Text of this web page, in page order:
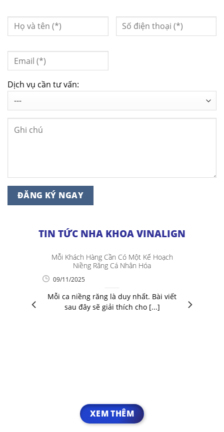
Dịch vụ cần tư vấn:
TIN TỨC NHA KHOA VINALIGN
Mỗi Khách Hàng Cần Có Một Kế Hoạch
Niềng Răng Cá Nhân Hóa
09/11/2025
Mỗi ca niềng răng là duy nhất. Bài viết
sau đây sẽ giải thích cho [...]
XEM THÊM